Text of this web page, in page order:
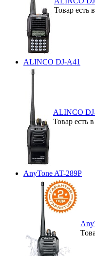
Товар есть
ALINCO DJ-A41
ALINCO
Товар есть
AnyTone AT-289P